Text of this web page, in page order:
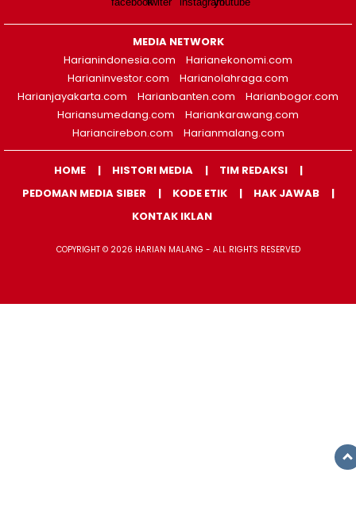
MEDIA NETWORK
Harianindonesia.com
Harianekonomi.com
Harianinvestor.com
Harianolahraga.com
Harianjayakarta.com
Harianbanten.com
Harianbogor.com
Hariansumedang.com
Hariankarawang.com
Hariancirebon.com
Harianmalang.com
HOME HISTORI MEDIA
TIM REDAKSI
PEDOMAN MEDIA SIBER
KODE ETIK
HAK JAWAB
KONTAK IKLAN
COPYRIGHT © 2026 HARIAN MALANG - ALL RIGHTS RESERVED